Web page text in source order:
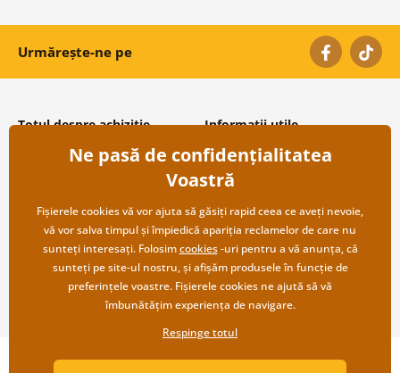
Urmărește-ne pe
Totul despre achiziție
Condiții și termeni generali
Protecția datelor personale
Transport și modalități de plată
Returnare
Informații utile
Despre noi
Întrebări frecvente
Contacte
Cooperare angro
Copyright ©2019 © Dovido.ro.
Ne pasă de confidențialitatea
Voastră
Fișierele cookies vă vor ajuta să găsiți rapid ceea ce aveți nevoie,
vă vor salva timpul și împiedică apariția reclamelor de care nu
sunteți interesați. Folosimcookies-uri pentru a vă anunța, că
sunteți pe site-ul nostru, și afișăm produsele în funcție de
preferințele voastre. Fișierele cookies ne ajută să vă
îmbunătățim experiența de navigare.
Respinge totul